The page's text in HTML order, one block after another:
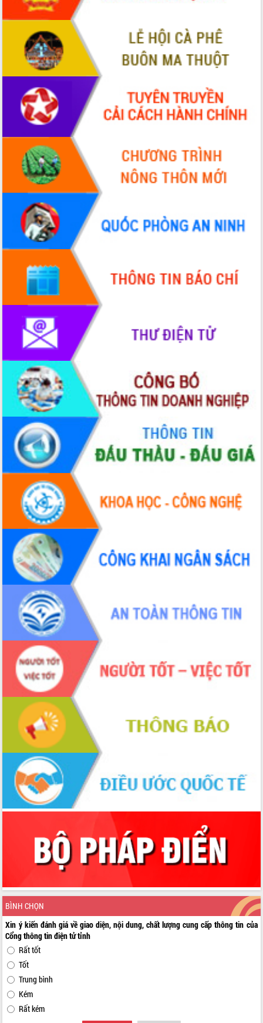
BÌNH CHỌN
Xin ý kiến đánh giá về giao diện, nội dung, chất lượng cung cấp thông tin của
Cổng thông tin điện tử tỉnh
Rất tốt
Tốt
Trung bình
Kém
Rất kém